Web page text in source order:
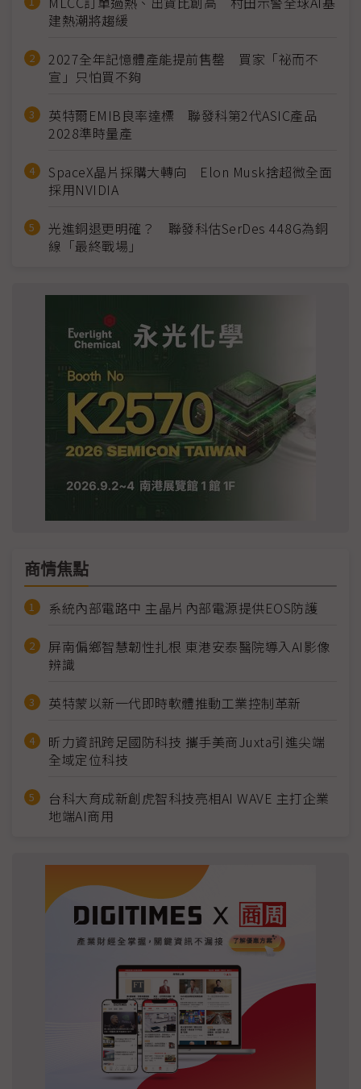
建熱潮將趨緩
2027全年記憶體產能提前售罄 買家「祕而不
宣」只怕買不夠
英特爾EMIB良率達標 聯發科第2代ASIC產品
2028準時量產
SpaceX晶片採購大轉向 Elon Musk捨超微全面
採用NVIDIA
光進銅退更明確？ 聯發科估SerDes 448G為銅
線「最終戰場」
商情焦點
系統內部電路中 主晶片內部電源提供EOS防護
屏南偏鄉智慧韌性扎根 東港安泰醫院導入AI影像
辨識
英特蒙以新一代即時軟體推動工業控制革新
昕力資訊跨足國防科技 攜手美商Juxta引進尖端
全域定位科技
台科大育成新創虎智科技亮相AI WAVE 主打企業
地端AI商用